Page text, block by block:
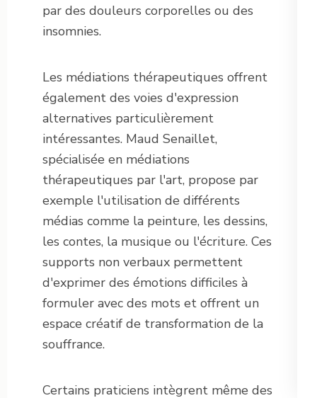
par des douleurs corporelles ou des
insomnies.
Les médiations thérapeutiques offrent
également des voies d'expression
alternatives particulièrement
intéressantes. Maud Senaillet,
spécialisée en médiations
thérapeutiques par l'art, propose par
exemple l'utilisation de différents
médias comme la peinture, les dessins,
les contes, la musique ou l'écriture. Ces
supports non verbaux permettent
d'exprimer des émotions difficiles à
formuler avec des mots et offrent un
espace créatif de transformation de la
souffrance.
Certains praticiens intègrent même des